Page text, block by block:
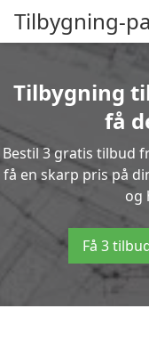
Tilbygning-
Tilbygning
få
Bestil 3 gratis tilbud
få en skarp pris på
og
Få 3